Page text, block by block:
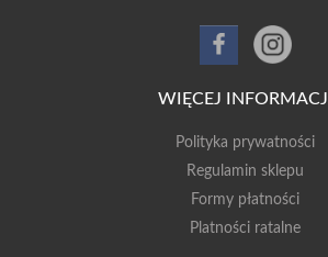
WIĘCEJ INFORMACJI
Polityka prywatności
Regulamin sklepu
Formy płatności
Platności ratalne